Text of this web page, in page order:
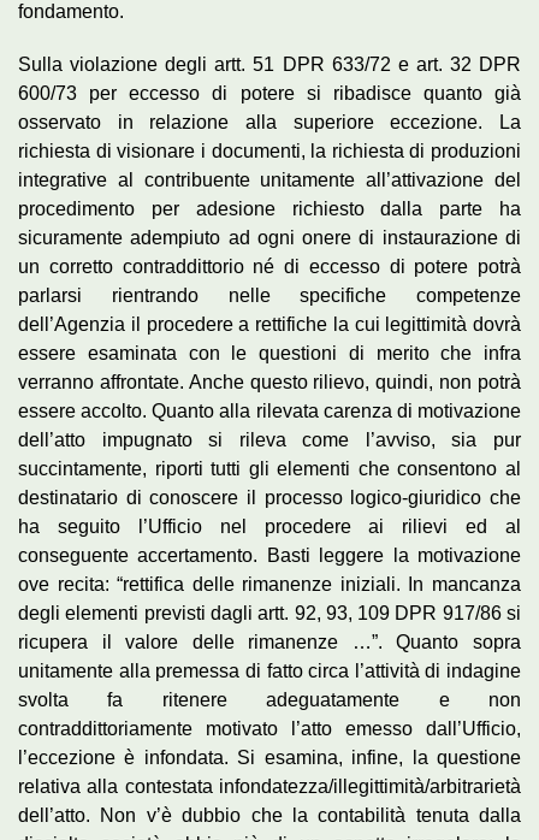
fondamento.
Sulla violazione degli artt. 51 DPR 633/72 e art. 32 DPR
600/73 per eccesso di potere si ribadisce quanto già
osservato in relazione alla superiore eccezione. La
richiesta di visionare i documenti, la richiesta di produzioni
integrative al contribuente unitamente all’attivazione del
procedimento per adesione richiesto dalla parte ha
sicuramente adempiuto ad ogni onere di instaurazione di
un corretto contraddittorio né di eccesso di potere potrà
parlarsi rientrando nelle specifiche competenze
dell’Agenzia il procedere a rettifiche la cui legittimità dovrà
essere esaminata con le questioni di merito che infra
verranno affrontate. Anche questo rilievo, quindi, non potrà
essere accolto. Quanto alla rilevata carenza di motivazione
dell’atto impugnato si rileva come l’avviso, sia pur
succintamente, riporti tutti gli elementi che consentono al
destinatario di conoscere il processo logico-giuridico che
ha seguito l’Ufficio nel procedere ai rilievi ed al
conseguente accertamento. Basti leggere la motivazione
ove recita: “rettifica delle rimanenze iniziali. In mancanza
degli elementi previsti dagli artt. 92, 93, 109 DPR 917/86 si
ricupera il valore delle rimanenze …”. Quanto sopra
unitamente alla premessa di fatto circa l’attività di indagine
svolta fa ritenere adeguatamente e non
contraddittoriamente motivato l’atto emesso dall’Ufficio,
l’eccezione è infondata. Si esamina, infine, la questione
relativa alla contestata infondatezza/illegittimità/arbitrarietà
dell’atto. Non v’è dubbio che la contabilità tenuta dalla